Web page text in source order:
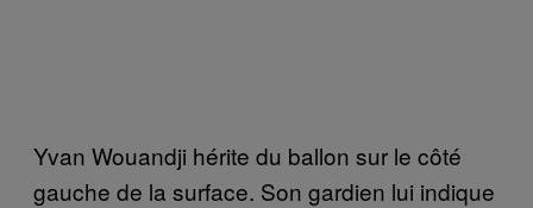
Yvan Wouandji hérite du ballon sur le côté
gauche de la surface. Son gardien lui indique